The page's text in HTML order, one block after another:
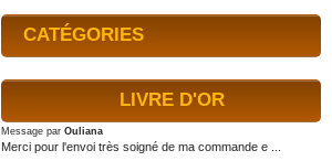
CATÉGORIES
LIVRE D'OR
Message par Ouliana
Merci pour l'envoi très soigné de ma commande e ...